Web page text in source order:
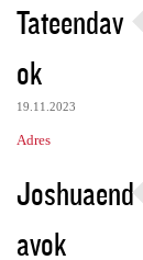
Tateendav
ok
19.11.2023
Adres
Joshuaend
avok